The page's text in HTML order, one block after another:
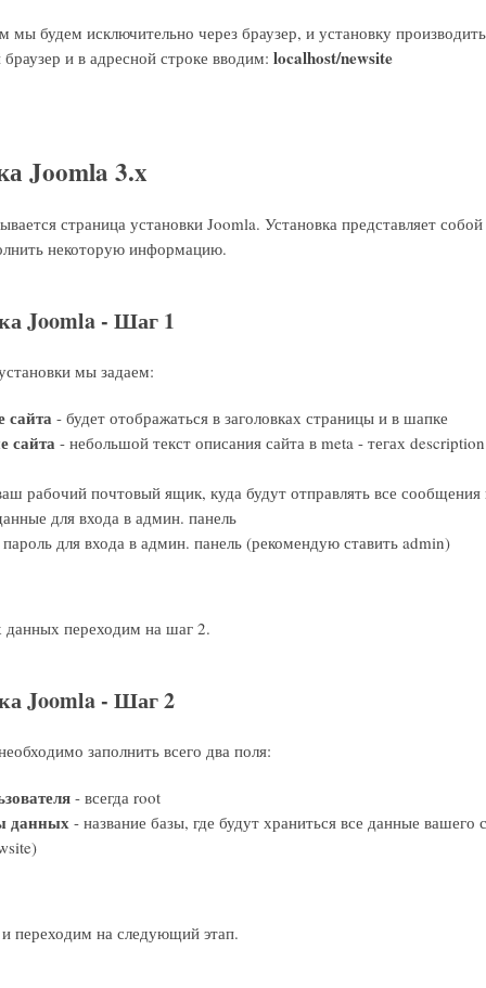
мы будем исключительно через браузер, и установку
и в адресной строке вводим: localhost/newsite
Joomla 3.x
страница установки Joomla. Установка представляет
некоторую информацию.
Joomla - Шаг 1
мы задаем:
сайта - будет отображаться в заголовках страницы и в шапке
сайта - небольшой текст описания сайта в meta - тегах
рабочий почтовый ящик, куда будут отправлять все
для входа в админ. панель
для входа в админ. панель (рекомендую ставить admin)
данных переходим на шаг 2.
Joomla - Шаг 2
заполнить всего два поля:
- всегда root
данных - название базы, где будут храниться все данные вашего
переходим на следующий этап.